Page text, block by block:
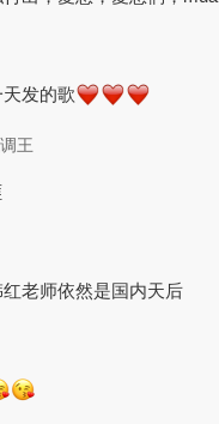
发的歌
王
老师依然是国内天后